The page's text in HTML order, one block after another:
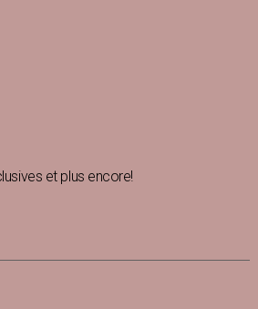
et plus encore!